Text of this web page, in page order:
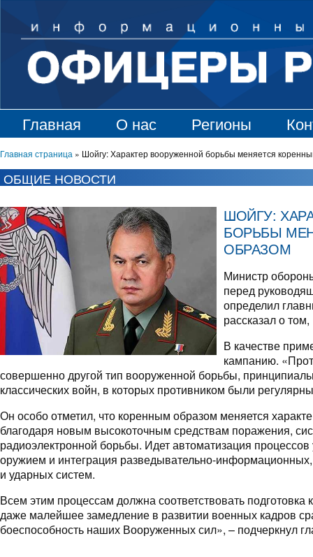
Главная О нас Регионы
Главная страница » Шойгу: Характер вооруженной борьбы меняется
ОБЩИЕ НОВОСТИ
ШОЙГУ:
БОРЬБЫ
ОБРАЗОМ
Министр
перед
определил
рассказал о
В качестве
кампанию.
совершенно другой тип вооруженной борьбы,
классических войн, в которых противником были
Он особо отметил, что коренным образом меняется
благодаря новым высокоточным средствам поражения,
радиоэлектронной борьбы. Идет автоматизация
оружием и интеграция разведывательно-
и ударных систем.
Всем этим процессам должна соответствовать
даже малейшее замедление в развитии военных кадров
боеспособность наших Вооруженных сил», – подчеркнул